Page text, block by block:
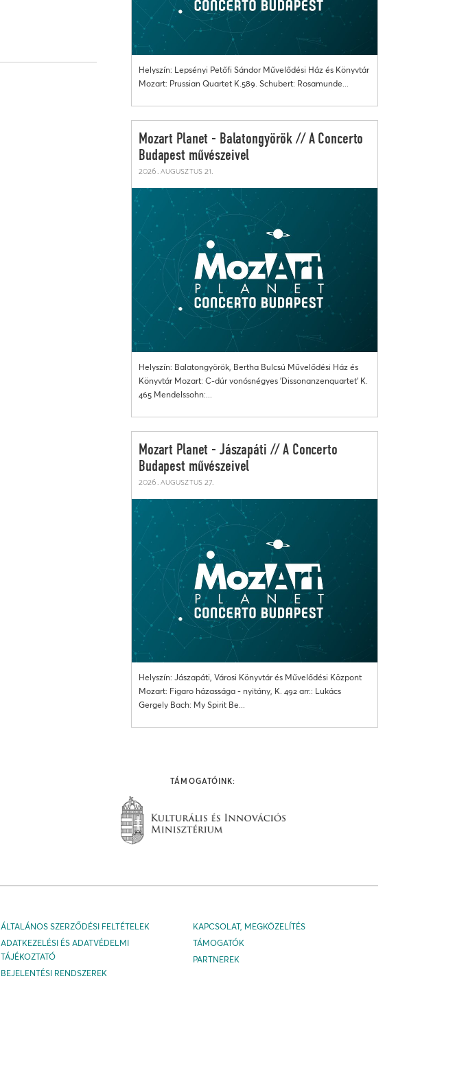
Helyszín: Lepsényi Petőfi Sándor Művelődési Ház és Könyvtár
Mozart: Prussian Quartet K.589. Schubert: Rosamunde...
Mozart Planet - Balatongyörök // A Concerto
Budapest művészeivel
2026. augusztus 21.
Helyszín: Balatongyörök, Bertha Bulcsú Művelődési Ház és
Könyvtár Mozart: C-dúr vonósnégyes 'Dissonanzenquartet' K.
465 Mendelssohn:...
Mozart Planet - Jászapáti // A Concerto
Budapest művészeivel
2026. augusztus 27.
Helyszín: Jászapáti, Városi Könyvtár és Művelődési Központ
Mozart: Figaro házassága - nyitány, K. 492 arr.: Lukács
Gergely Bach: My Spirit Be...
TÁMOGATÓINK:
ÁLTALÁNOS SZERZŐDÉSI FELTÉTELEK
ADATKEZELÉSI ÉS ADATVÉDELMI
TÁJÉKOZTATÓ
BEJELENTÉSI RENDSZEREK
KAPCSOLAT, MEGKÖZELÍTÉS
TÁMOGATÓK
PARTNEREK